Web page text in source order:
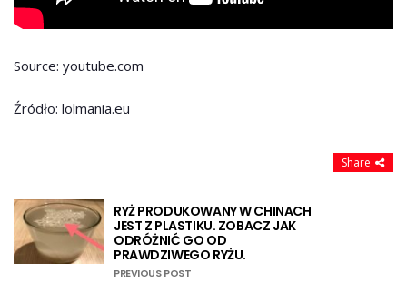
Source: youtube.com
Źródło: lolmania.eu
Share
RYŻ PRODUKOWANY W CHINACH
JEST Z PLASTIKU. ZOBACZ JAK
ODRÓŻNIĆ GO OD
PRAWDZIWEGO RYŻU.
PREVIOUS POST